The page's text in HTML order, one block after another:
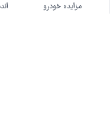
مزایده خودرو